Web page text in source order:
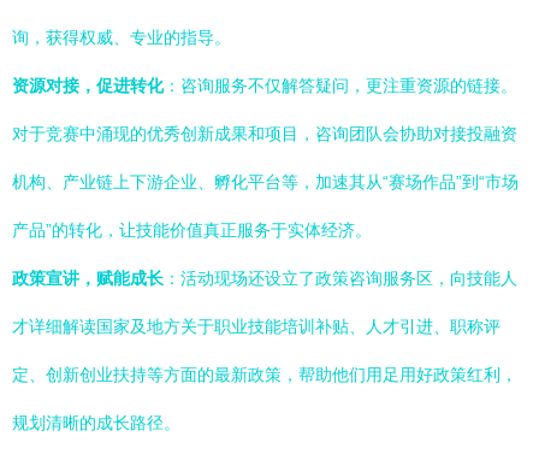
询，获得权威、专业的指导。
资源对接，促进转化：咨询服务不仅解答疑问，更注重资源的链接。
对于竞赛中涌现的优秀创新成果和项目，咨询团队会协助对接投融资
机构、产业链上下游企业、孵化平台等，加速其从“赛场作品”到“市场
产品”的转化，让技能价值真正服务于实体经济。
政策宣讲，赋能成长 ：活动现场还设立了政策咨询服务区，向技能人
才详细解读国家及地方关于职业技能培训补贴、人才引进、职称评
定、创新创业扶持等方面的最新政策，帮助他们用足用好政策红利，
规划清晰的成长路径。